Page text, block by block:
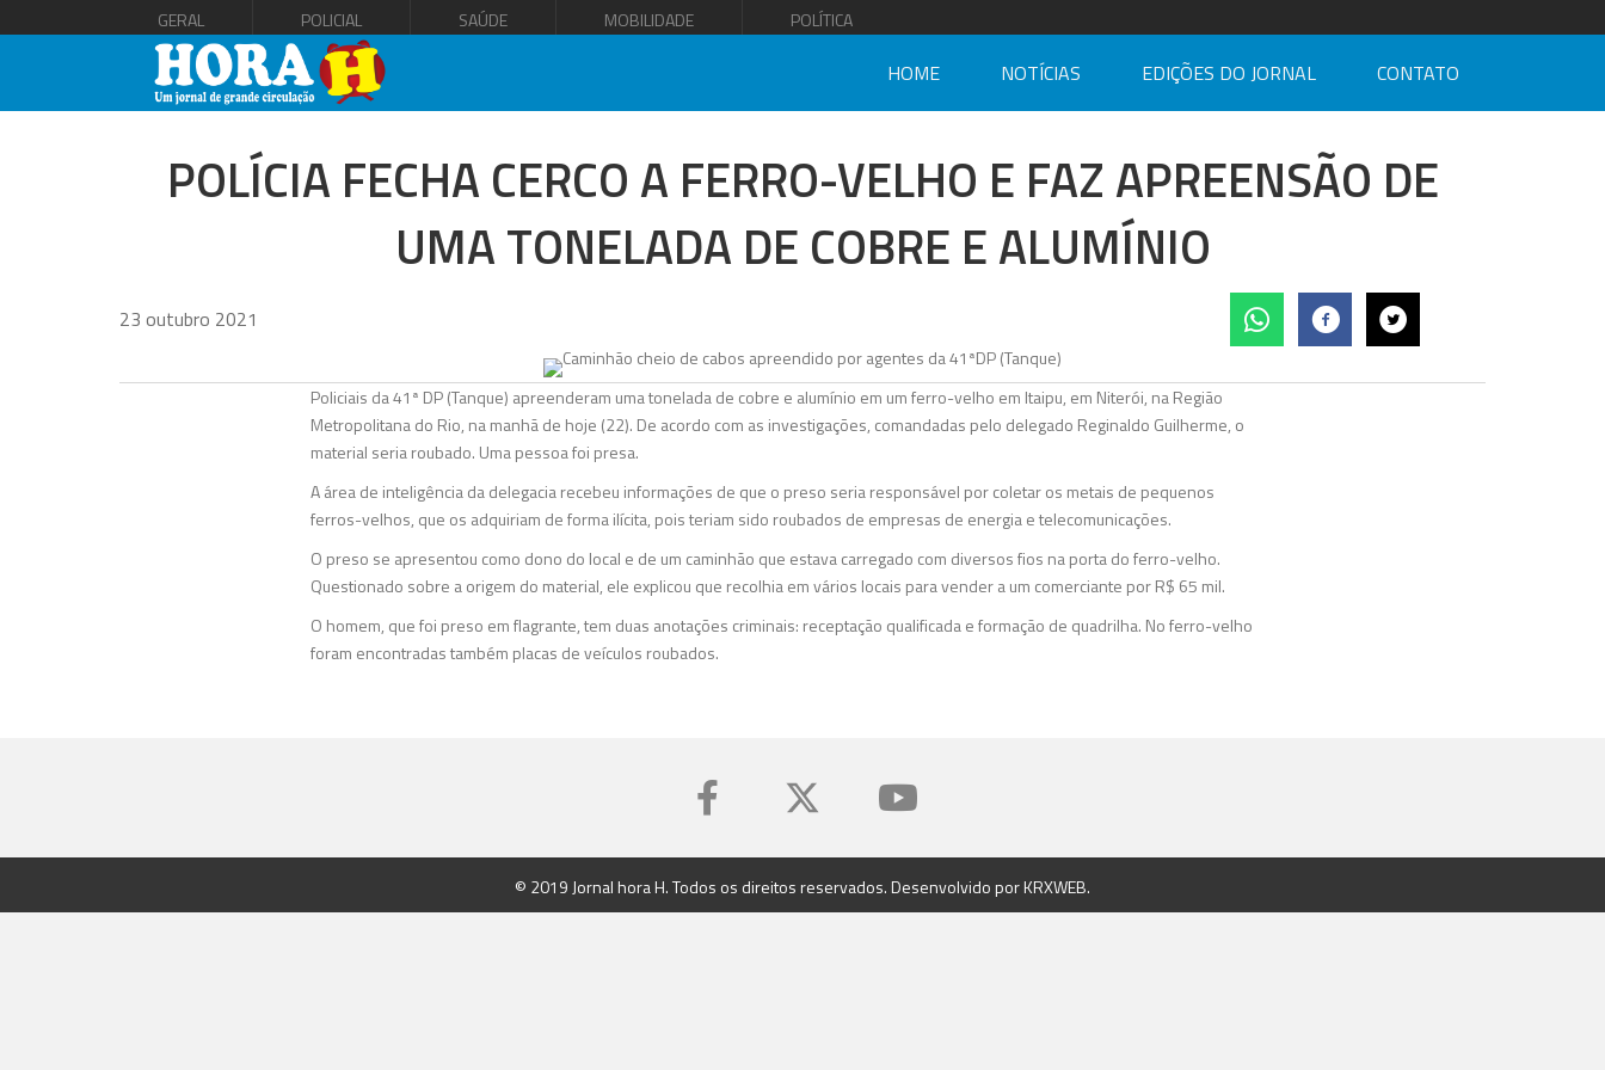
GERAL POLICIAL SAÚDE MOBILIDADE POLÍTICA
HOME NOTÍCIAS EDIÇÕES DO JORNAL CONTATO
POLÍCIA FECHA CERCO A FERRO-VELHO E FAZ APREENSÃO DE
UMA TONELADA DE COBRE E ALUMÍNIO
23 outubro 2021
Policiais da 41ª DP (Tanque) apreenderam uma tonelada de cobre e alumínio em um ferro-velho em Itaipu, em Niterói, na Região
Metropolitana do Rio, na manhã de hoje (22). De acordo com as investigações, comandadas pelo delegado Reginaldo Guilherme, o
material seria roubado. Uma pessoa foi presa.
A área de inteligência da delegacia recebeu informações de que o preso seria responsável por coletar os metais de pequenos
ferros-velhos, que os adquiriam de forma ilícita, pois teriam sido roubados de empresas de energia e telecomunicações.
O preso se apresentou como dono do local e de um caminhão que estava carregado com diversos fios na porta do ferro-velho.
Questionado sobre a origem do material, ele explicou que recolhia em vários locais para vender a um comerciante por R$ 65 mil.
O homem, que foi preso em flagrante, tem duas anotações criminais: receptação qualificada e formação de quadrilha. No ferro-velho
foram encontradas também placas de veículos roubados.
© 2019 Jornal hora H. Todos os direitos reservados. Desenvolvido porKRXWEB.